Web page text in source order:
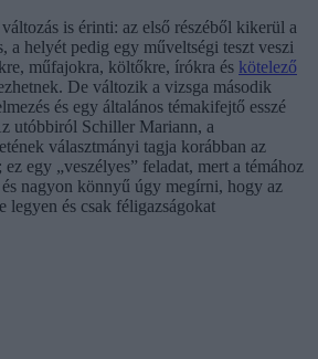
is érinti: az első részéből kikerül a
a helyét pedig egy műveltségi teszt veszi
műfajokra, költőkre, írókra és kötelező
De változik a vizsga második
és egy általános témakifejtő esszé
utóbbiról Schiller Mariann, a
választmányi tagja korábban az
egy „veszélyes” feladat, mert a témához
nagyon könnyű úgy megírni, hogy az
legyen és csak féligazságokat